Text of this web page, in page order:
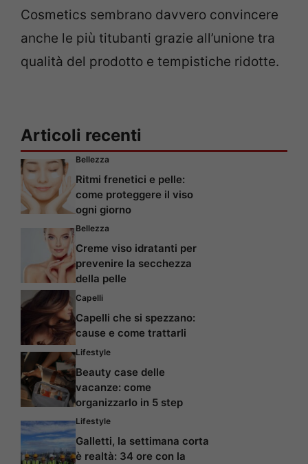
Cosmetics sembrano davvero convincere
anche le più titubanti grazie all’unione tra
qualità del prodotto e tempistiche ridotte.
Articoli recenti
Bellezza
Ritmi frenetici e pelle:
come proteggere il viso
ogni giorno
Bellezza
Creme viso idratanti per
prevenire la secchezza
della pelle
Capelli
Capelli che si spezzano:
cause e come trattarli
Lifestyle
Beauty case delle
vacanze: come
organizzarlo in 5 step
Lifestyle
Galletti, la settimana corta
è realtà: 34 ore con la